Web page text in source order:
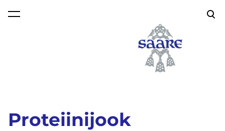
lisati ostukorvi.
Proteiinijook